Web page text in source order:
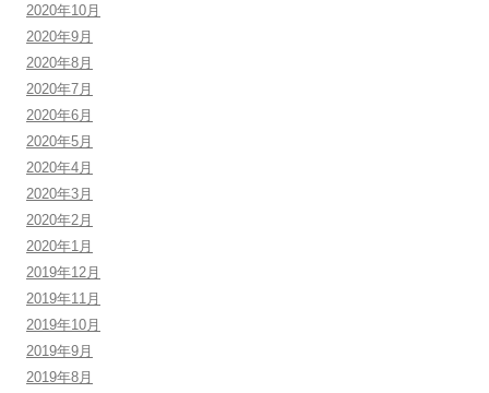
2020年10月
2020年9月
2020年8月
2020年7月
2020年6月
2020年5月
2020年4月
2020年3月
2020年2月
2020年1月
2019年12月
2019年11月
2019年10月
2019年9月
2019年8月